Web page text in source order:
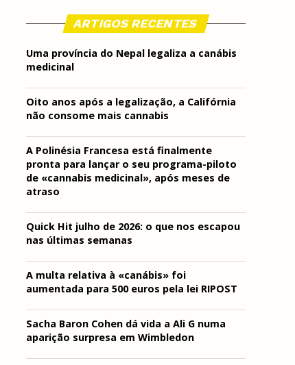
ARTIGOS RECENTES
Uma província do Nepal legaliza a canábis
medicinal
Oito anos após a legalização, a Califórnia
não consome mais cannabis
A Polinésia Francesa está finalmente
pronta para lançar o seu programa-piloto
de «cannabis medicinal», após meses de
atraso
Quick Hit julho de 2026: o que nos escapou
nas últimas semanas
A multa relativa à «canábis» foi
aumentada para 500 euros pela lei RIPOST
Sacha Baron Cohen dá vida a Ali G numa
aparição surpresa em Wimbledon